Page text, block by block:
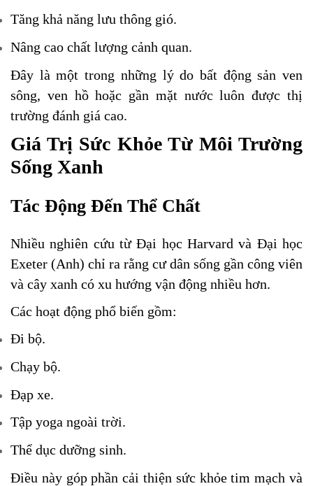
Tăng khả năng lưu thông gió.
Nâng cao chất lượng cảnh quan.
Đây là một trong những lý do bất động sản ven
sông, ven hồ hoặc gần mặt nước luôn được thị
trường đánh giá cao.
Giá Trị Sức Khỏe Từ Môi Trường
Sống Xanh
Tác Động Đến Thể Chất
Nhiều nghiên cứu từ Đại học Harvard và Đại học
Exeter (Anh) chỉ ra rằng cư dân sống gần công viên
và cây xanh có xu hướng vận động nhiều hơn.
Các hoạt động phổ biến gồm:
Đi bộ.
Chạy bộ.
Đạp xe.
Tập yoga ngoài trời.
Thể dục dưỡng sinh.
Điều này góp phần cải thiện sức khỏe tim mạch và